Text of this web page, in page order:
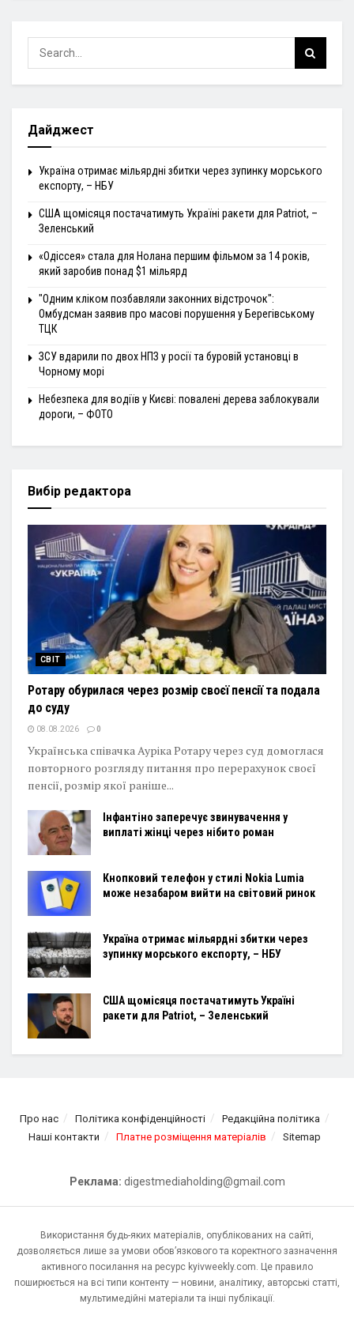
Дайджест
Україна отримає мільярдні збитки через зупинку морського
експорту, – НБУ
США щомісяця постачатимуть Україні ракети для Patriot, –
Зеленський
«Одіссея» стала для Нолана першим фільмом за 14 років,
який заробив понад $1 мільярд
"Одним кліком позбавляли законних відстрочок":
Омбудсман заявив про масові порушення у Берегівському
ТЦК
ЗСУ вдарили по двох НПЗ у росії та буровій установці в
Чорному морі
Небезпека для водіїв у Києві: повалені дерева заблокували
дороги, – ФОТО
Вибір редактора
СВІТ
Ротару обурилася через розмір своєї пенсії та подала
до суду
08.08.2026 0
Українська співачка Ауріка Ротару через суд домоглася
повторного розгляду питання про перерахунок своєї
пенсії, розмір якої раніше...
Інфантіно заперечує звинувачення у
виплаті жінці через нібито роман
Кнопковий телефон у стилі Nokia Lumia
може незабаром вийти на світовий ринок
Україна отримає мільярдні збитки через
зупинку морського експорту, – НБУ
США щомісяця постачатимуть Україні
ракети для Patriot, – Зеленський
Про нас Політика конфіденційності
Редакційна політика
Наші контакти
Платне розміщення матеріалів Sitemap
Реклама: digestmediaholding@gmail.com
Використання будь-яких матеріалів, опублікованих на сайті,
дозволяється лише за умови обов’язкового та коректного зазначення
активного посилання на ресурс kyivweekly.com. Це правило
поширюється на всі типи контенту — новини, аналітику, авторські статті,
мультимедійні матеріали та інші публікації.